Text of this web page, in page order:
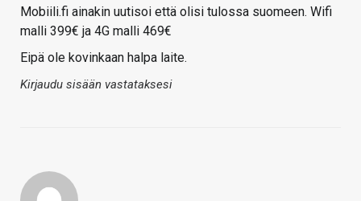
Mobiili.fi ainakin uutisoi että olisi tulossa suomeen. Wifi
malli 399€ ja 4G malli 469€
Eipä ole kovinkaan halpa laite.
Kirjaudu sisään vastataksesi